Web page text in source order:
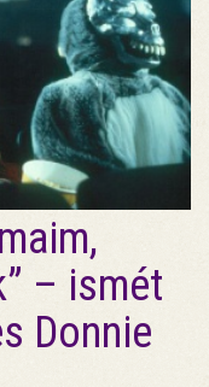
– ismét
Donnie